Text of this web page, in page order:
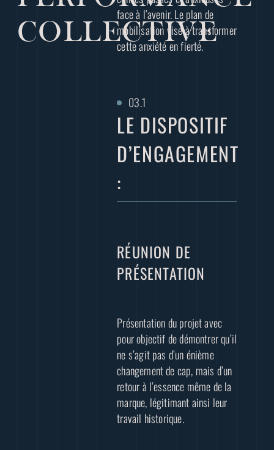
COLLECTIVE
face à l’avenir. Le plan de
mobilisation vise à transformer
cette anxiété en fierté.
LE DISPOSITIF
D’ENGAGEMENT
:
RÉUNION DE
PRÉSENTATION
Présentation du projet avec
pour objectif de démontrer qu’il
ne s’agit pas d’un énième
changement de cap, mais d’un
retour à l’essence même de la
marque, légitimant ainsi leur
travail historique.